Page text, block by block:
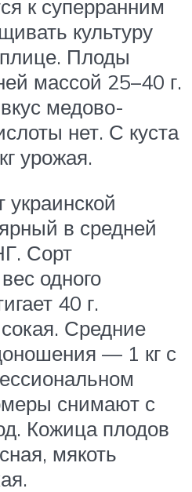
к суперранним
культуру
Плоды
массой 25–40 г.
медово-
нет. С куста
урожая.
в средней
Сорт
одного
40 г.
Средние
— 1 кг с
снимают с
Кожица плодов
мякоть